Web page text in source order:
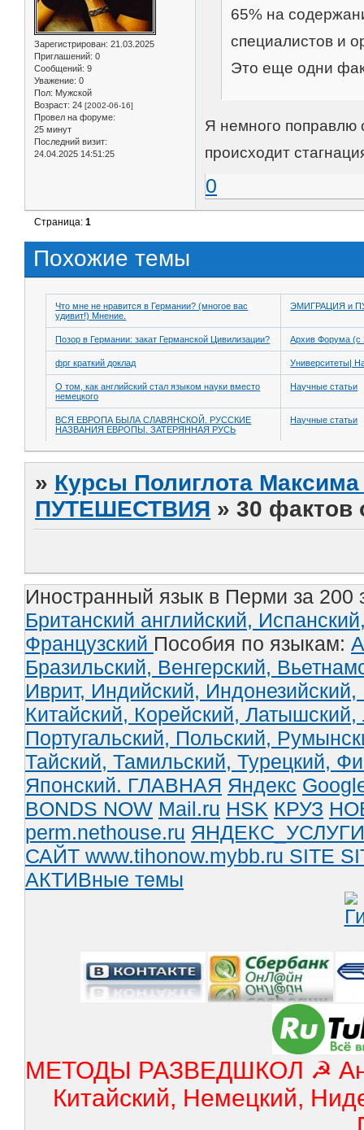
Зарегистрирован: 21.03.2025
Приглашений: 0
Сообщений: 9
Уважение: 0
Пол: Мужской
Возраст: 24 [2002-06-16]
Провел на форуме:
25 минут
Последний визит:
24.04.2025 14:51:25
65% на
специалистов и
Это еще одни
Я немного поправлю
происходит
0
Страница:1
Похожие темы
Что мне не нравится в Германии? (многое вас
удивит!) Мнение.
ЭМИГРАЦИЯ и
Позор в Германии: закат Германской Цивилизации? Архив Форума (с
фрг краткий доклад Университеты|
О том, как английский стал языком науки вместо
немецкого
Научные статьи
ВСЯ ЕВРОПА БЫЛА СЛАВЯНСКОЙ. РУССКИЕ
НАЗВАНИЯ ЕВРОПЫ. ЗАТЕРЯННАЯ РУСЬ
Научные статьи
» Курсы Полиглота
ПУТЕШЕСТВИЯ »30 фактов
Иностранный язык в Перми за 200
Британский английский,
Французский Пособия по языкам:
Бразильский, Венгерский,
Иврит, Индийский, Индонезийский,
Китайский, Корейский, Латышский,
Португальский, Польский,
Тайский, Тамильский, Турецкий,
Японский. ГЛАВНАЯ Яндекс
BONDS NOW Mail.ru HSK КРУЗ
perm.nethouse.ru ЯНДЕКС_УСЛУГИ
САЙТ www.tihonow.mybb.ru SITE
АКТИВные темы
МЕТОДЫ РАЗВЕДШКОЛ ☭
Китайский, Немецкий,